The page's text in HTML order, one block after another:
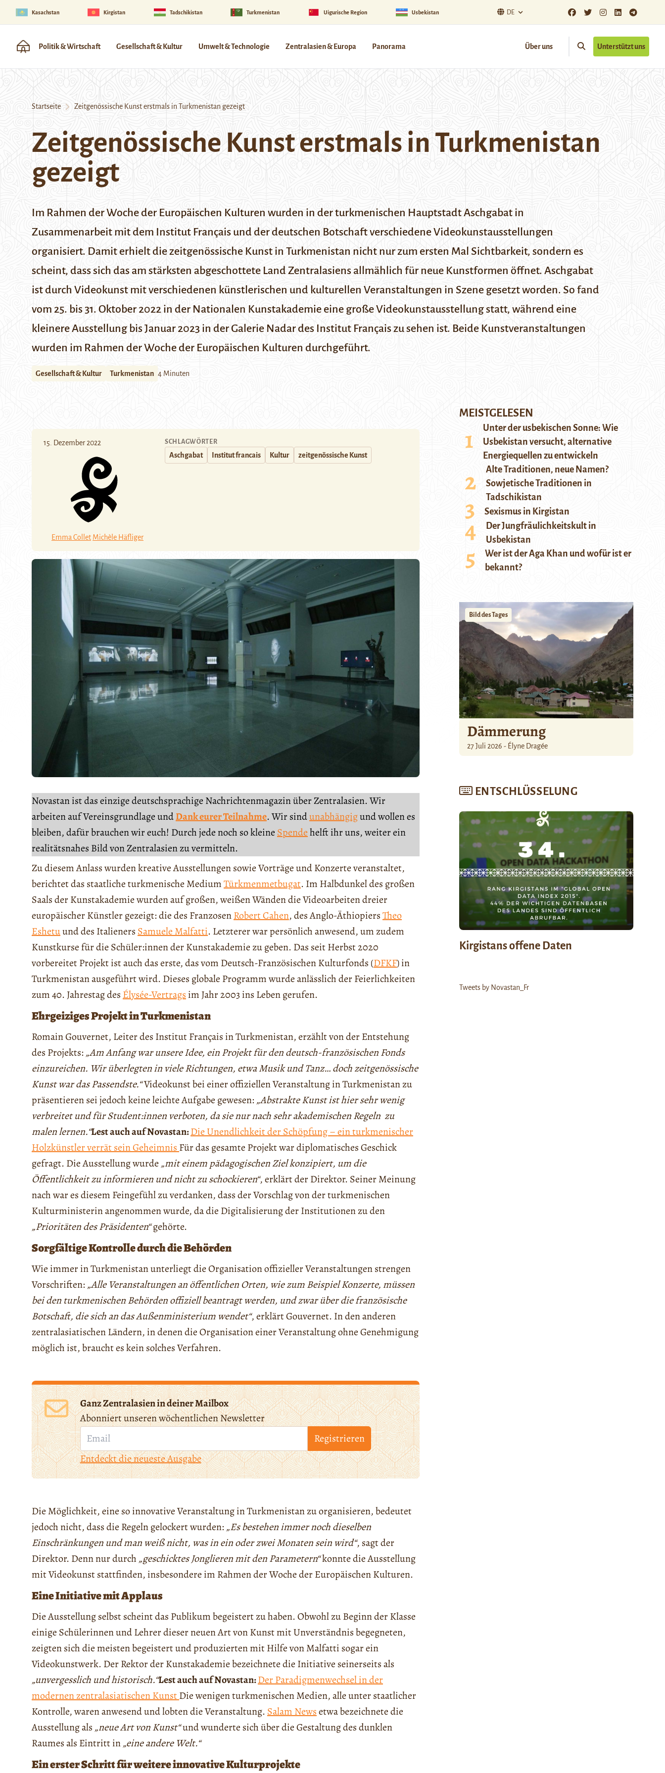
Kasachstan Kirgistan Tadschikistan Turkmenistan Uigurische Region Usbekistan DE
Politik & Wirtschaft Gesellschaft & Kultur Umwelt & Technologie Zentralasien & Europa Panorama Über uns Unterstützt uns
Startseite Zeitgenössische Kunst erstmals in Turkmenistan gezeigt
Zeitgenössische Kunst erstmals in Turkmenistan
gezeigt
Im Rahmen der Woche der Europäischen Kulturen wurden in der turkmenischen Hauptstadt Aschgabat in
Zusammenarbeit mit dem Institut Français und der deutschen Botschaft verschiedene Videokunstausstellungen
organisiert. Damit erhielt die zeitgenössische Kunst in Turkmenistan nicht nur zum ersten Mal Sichtbarkeit, sondern es
scheint, dass sich das am stärksten abgeschottete Land Zentralasiens allmählich für neue Kunstformen öffnet. Aschgabat
ist durch Videokunst mit verschiedenen künstlerischen und kulturellen Veranstaltungen in Szene gesetzt worden. So fand
vom 25. bis 31. Oktober 2022 in der Nationalen Kunstakademie eine große Videokunstausstellung statt, während eine
kleinere Ausstellung bis Januar 2023 in der Galerie Nadar des Institut Français zu sehen ist. Beide Kunstveranstaltungen
wurden im Rahmen der Woche der Europäischen Kulturen durchgeführt.
Gesellschaft & Kultur Turkmenistan 4 Minuten
15. Dezember 2022
Emma Collet Michèle Häfliger
SCHLAGWÖRTER
Aschgabat Institut francais Kultur zeitgenössische Kunst
Novastan ist das einzige deutschsprachige Nachrichtenmagazin über Zentralasien. Wir
arbeiten auf Vereinsgrundlage undDank eurer Teilnahme. Wir sindunabhängigund wollen es
bleiben, dafür brauchen wir euch! Durch jede noch so kleine Spendehelft ihr uns, weiter ein
realitätsnahes Bild von Zentralasien zu vermitteln.
Zu diesem Anlass wurden kreative Ausstellungen sowie Vorträge und Konzerte veranstaltet,
berichtet das staatliche turkmenische MediumTürkmenmetbugat. Im Halbdunkel des großen
Saals der Kunstakademie wurden auf großen, weißen Wänden die Videoarbeiten dreier
europäischer Künstler gezeigt: die des FranzosenRobert Cahen, des Anglo-ÄthiopiersTheo
Eshetuund des Italieners Samuele Malfatti. Letzterer war persönlich anwesend, um zudem
Kunstkurse für die Schüler:innen der Kunstakademie zu geben. Das seit Herbst 2020
vorbereitet Projekt ist auch das erste, das vom Deutsch-Französischen Kulturfonds (DFKF) in
Turkmenistan ausgeführt wird. Dieses globale Programm wurde anlässlich der Feierlichkeiten
zum 40. Jahrestag des Élysée-Vertrags im Jahr 2003 ins Leben gerufen.
Ehrgeiziges Projekt in Turkmenistan
Romain Gouvernet, Leiter des Institut Français in Turkmenistan, erzählt von der Entstehung
des Projekts: „Am Anfang war unsere Idee, ein Projekt für den deutsch-französischen Fonds
einzureichen. Wir überlegten in viele Richtungen, etwa Musik und Tanz… doch zeitgenössische
Kunst war das Passendste.“Videokunst bei einer offiziellen Veranstaltung in Turkmenistan zu
präsentieren sei jedoch keine leichte Aufgabe gewesen: „Abstrakte Kunst ist hier sehr wenig
verbreitet und für Student:innen verboten, da sie nur nach sehr akademischen Regeln zu
malen lernen.“Lest auch auf Novastan:Die Unendlichkeit der Schöpfung – ein turkmenischer
Holzkünstler verrät sein Geheimnis Für das gesamte Projekt war diplomatisches Geschick
gefragt. Die Ausstellung wurde „mit einem pädagogischen Ziel konzipiert, um die
Öffentlichkeit zu informieren und nicht zu schockieren“, erklärt der Direktor. Seiner Meinung
nach war es diesem Feingefühl zu verdanken, dass der Vorschlag von der turkmenischen
Kulturministerin angenommen wurde, da die Digitalisierung der Institutionen zu den
„Prioritäten des Präsidenten“gehörte.
Sorgfältige Kontrolle durch die Behörden
Wie immer in Turkmenistan unterliegt die Organisation offizieller Veranstaltungen strengen
Vorschriften: „Alle Veranstaltungen an öffentlichen Orten, wie zum Beispiel Konzerte, müssen
bei den turkmenischen Behörden offiziell beantragt werden, und zwar über die französische
Botschaft, die sich an das Außenministerium wendet“, erklärt Gouvernet. In den anderen
zentralasiatischen Ländern, in denen die Organisation einer Veranstaltung ohne Genehmigung
möglich ist, braucht es kein solches Verfahren.
Ganz Zentralasien in deiner Mailbox
Abonniert unseren wöchentlichen Newsletter
Registrieren
Entdeckt die neueste Ausgabe
Die Möglichkeit, eine so innovative Veranstaltung in Turkmenistan zu organisieren, bedeutet
jedoch nicht, dass die Regeln gelockert wurden: „Es bestehen immer noch dieselben
Einschränkungen und man weiß nicht, was in ein oder zwei Monaten sein wird“, sagt der
Direktor. Denn nur durch „geschicktes Jonglieren mit den Parametern“konnte die Ausstellung
mit Videokunst stattfinden, insbesondere im Rahmen der Woche der Europäischen Kulturen.
Eine Initiative mit Applaus
Die Ausstellung selbst scheint das Publikum begeistert zu haben. Obwohl zu Beginn der Klasse
einige Schülerinnen und Lehrer dieser neuen Art von Kunst mit Unverständnis begegneten,
zeigten sich die meisten begeistert und produzierten mit Hilfe von Malfatti sogar ein
Videokunstwerk. Der Rektor der Kunstakademie bezeichnete die Initiative seinerseits als
„unvergesslich und historisch.“Lest auch auf Novastan:Der Paradigmenwechsel in der
modernen zentralasiatischen KunstDie wenigen turkmenischen Medien, alle unter staatlicher
Kontrolle, waren anwesend und lobten die Veranstaltung. Salam Newsetwa bezeichnete die
Ausstellung als „neue Art von Kunst“und wunderte sich über die Gestaltung des dunklen
Raumes als Eintritt in„eine andere Welt.“
Ein erster Schritt für weitere innovative Kulturprojekte
MEISTGELESEN
Unter der usbekischen Sonne: Wie
Usbekistan versucht, alternative
Energiequellen zu entwickeln
Alte Traditionen, neue Namen?
Sowjetische Traditionen in
Tadschikistan
Sexismus in Kirgistan
Der Jungfräulichkeitskult in
Usbekistan
Wer ist der Aga Khan und wofür ist er
bekannt?
Bild des Tages
Dämmerung
27 Juli 2026 - Élyne Dragée
ENTSCHLÜSSELUNG
Kirgistans offene Daten
Tweets by Novastan_Fr